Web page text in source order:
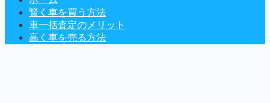
賢く車を買う方法
車一括査定のメリット
高く車を売る方法